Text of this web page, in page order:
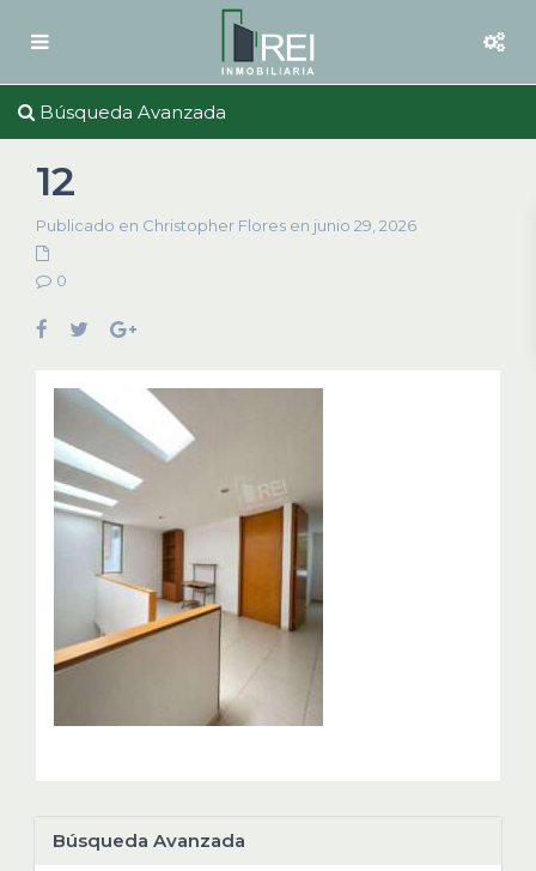
Búsqueda Avanzada
12
Publicado en Christopher Flores en junio 29, 2026
0
Búsqueda Avanzada